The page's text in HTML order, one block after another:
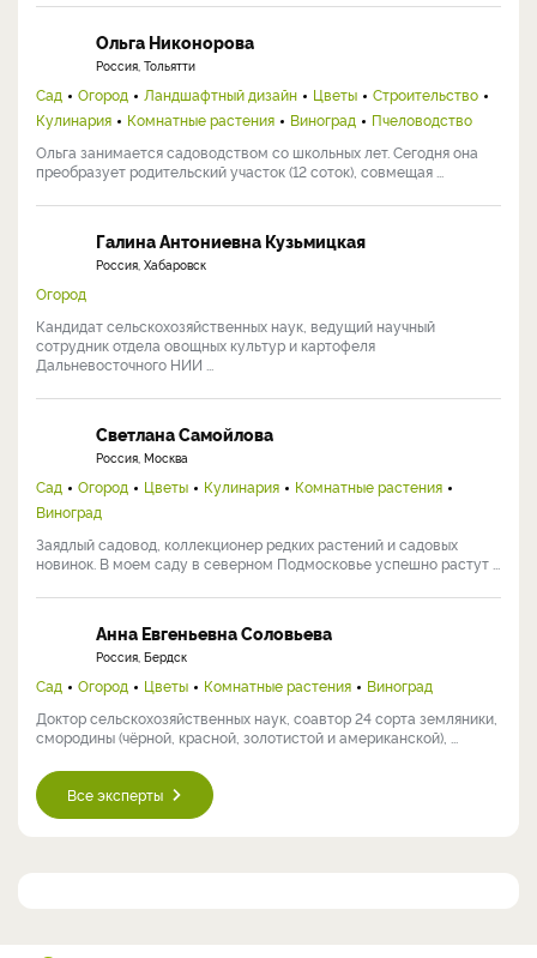
Ольга Никонорова
Россия, Тольятти
Сад Огород Ландшафтный дизайн Цветы
Строительство
Кулинария
Комнатные растения Виноград
Пчеловодство
Ольга занимается садоводством со школьных лет. Сегодня она
преобразует родительский участок (12 соток), совмещая ...
Галина Антониевна Кузьмицкая
Россия, Хабаровск
Огород
Кандидат сельскохозяйственных наук, ведущий научный
сотрудник отдела овощных культур и картофеля
Дальневосточного НИИ ...
Светлана Самойлова
Россия, Москва
Сад Огород Цветы Кулинария
Комнатные растения
Виноград
Заядлый садовод, коллекционер редких растений и садовых
новинок. В моем саду в северном Подмосковье успешно растут ...
Анна Евгеньевна Соловьева
Россия, Бердск
Сад Огород Цветы Комнатные растения
Виноград
Доктор сельскохозяйственных наук, соавтор 24 сорта земляники,
смородины (чёрной, красной, золотистой и американской), ...
Все эксперты